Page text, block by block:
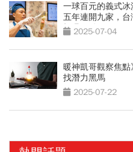
一球百元的義式冰
五年連開九家，
親曝關鍵
2025-07-04
暖神凱哥觀察焦點
找潛力黑馬
2025-07-22